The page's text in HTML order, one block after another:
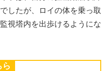
したが、ロイの体を乗っ取
視塔内を出歩けるようにな
ら